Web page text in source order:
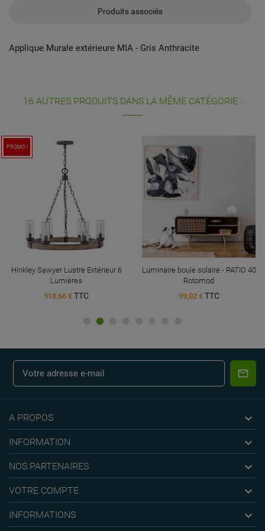
Produits associés
Applique Murale extérieure MIA - Gris Anthracite
16 AUTRES PRODUITS DANS LA MÊME CATÉGORIE :
PROMO !
Hinkley Sawyer Lustre Extérieur 6
Lumières
918,66 € TTC
Luminaire boule solaire - PATIO 40
Rotomod
99,02 € TTC
A PROPOS 
INFORMATION 
NOS PARTENAIRES 
VOTRE COMPTE 
INFORMATIONS 